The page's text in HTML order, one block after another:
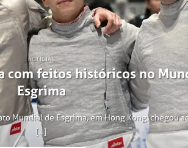
NOTÍCIAS
com feitos históricos no
Esgrima
Mundial de Esgrima, em Hong Kong, chegou
[...]